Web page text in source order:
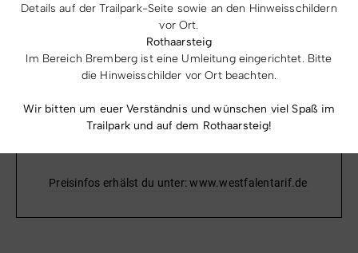
Details auf der Trailpark-Seite sowie an den Hinweisschildern
vor Ort.
Rothaarsteig
Im Bereich Bremberg ist eine Umleitung eingerichtet. Bitte
die Hinweisschilder vor Ort beachten.
Wir bitten um euer Verständnis und wünschen viel Spaß im
Trailpark und auf dem Rothaarsteig!
Helleplatz. Die Bushaltestelle wird von der Linie R 28 in
die Richtungen Bad Berleburg und Winterberg
angefahren.
www.rlg-online.de
mehr anzeigen
Preise & Leistungen
Preisinfos erhälst du unter: www.westfalentarif.de